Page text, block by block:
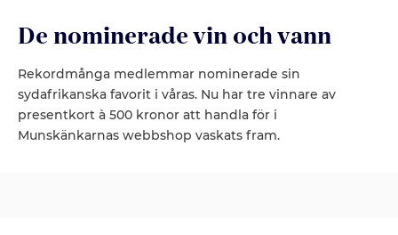
De nominerade vin och vann
Rekordmånga medlemmar nominerade sin
sydafrikanska favorit i våras. Nu har tre vinnare av
presentkort à 500 kronor att handla för i
Munskänkarnas webbshop vaskats fram.